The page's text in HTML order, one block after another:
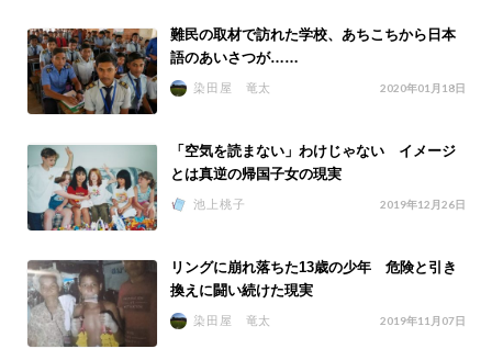
難民の取材で訪れた学校、あちこちから日本
語のあいさつが……
染田屋 竜太 2020年01月18日
「空気を読まない」わけじゃない イメージ
とは真逆の帰国子女の現実
池上桃子 2019年12月26日
リングに崩れ落ちた13歳の少年 危険と引き
換えに闘い続けた現実
染田屋 竜太 2019年11月07日